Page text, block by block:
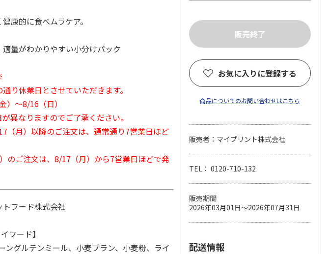
康的に食べムラケア。
適量がわかりやすい小分けパック
り休業日とさせていただきます。
）～8/16（日）
異なりますのでご了承ください。
（月）以降のご注文は、通常通り7営業日ほど
のご注文は、8/17（月）から7営業日ほどで発
トフード株式会社
フード】
ングルテンミール、小麦ブラン、小麦粉、ライ
お気に入りに登録する
商品についてのお問い合わせはこちら
販売者：マイプリント株式会社
TEL： 0120-710-132
販売期間
2026年03月01日～2026年07月31日
配送情報